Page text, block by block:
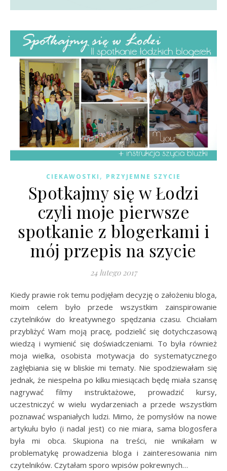
CIEKAWOSTKI , PRZYJEMNE SZYCIE
Spotkajmy się w Łodzi
czyli moje pierwsze
spotkanie z blogerkami i
mój przepis na szycie
24 lutego 2017
Kiedy prawie rok temu podjęłam decyzję o założeniu bloga,
moim celem było przede wszystkim zainspirowanie
czytelników do kreatywnego spędzania czasu. Chciałam
przybliżyć Wam moją pracę, podzielić się dotychczasową
wiedzą i wymienić się doświadczeniami. To była również
moja wielka, osobista motywacja do systematycznego
zagłębiania się w bliskie mi tematy. Nie spodziewałam się
jednak, że niespełna po kilku miesiącach będę miała szansę
nagrywać filmy instruktażowe, prowadzić kursy,
uczestniczyć w wielu wydarzeniach a przede wszystkim
poznawać wspaniałych ludzi. Mimo, że pomysłów na nowe
artykułu było (i nadal jest) co nie miara, sama blogosfera
była mi obca. Skupiona na treści, nie wnikałam w
problematykę prowadzenia bloga i zainteresowania nim
czytelników. Czytałam sporo wpisów pokrewnych…